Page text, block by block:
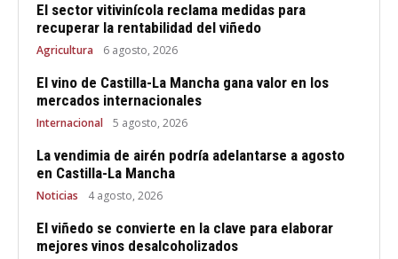
El sector vitivinícola reclama medidas para
recuperar la rentabilidad del viñedo
Agricultura 6 agosto, 2026
El vino de Castilla-La Mancha gana valor en los
mercados internacionales
Internacional 5 agosto, 2026
La vendimia de airén podría adelantarse a agosto
en Castilla-La Mancha
Noticias 4 agosto, 2026
El viñedo se convierte en la clave para elaborar
mejores vinos desalcoholizados